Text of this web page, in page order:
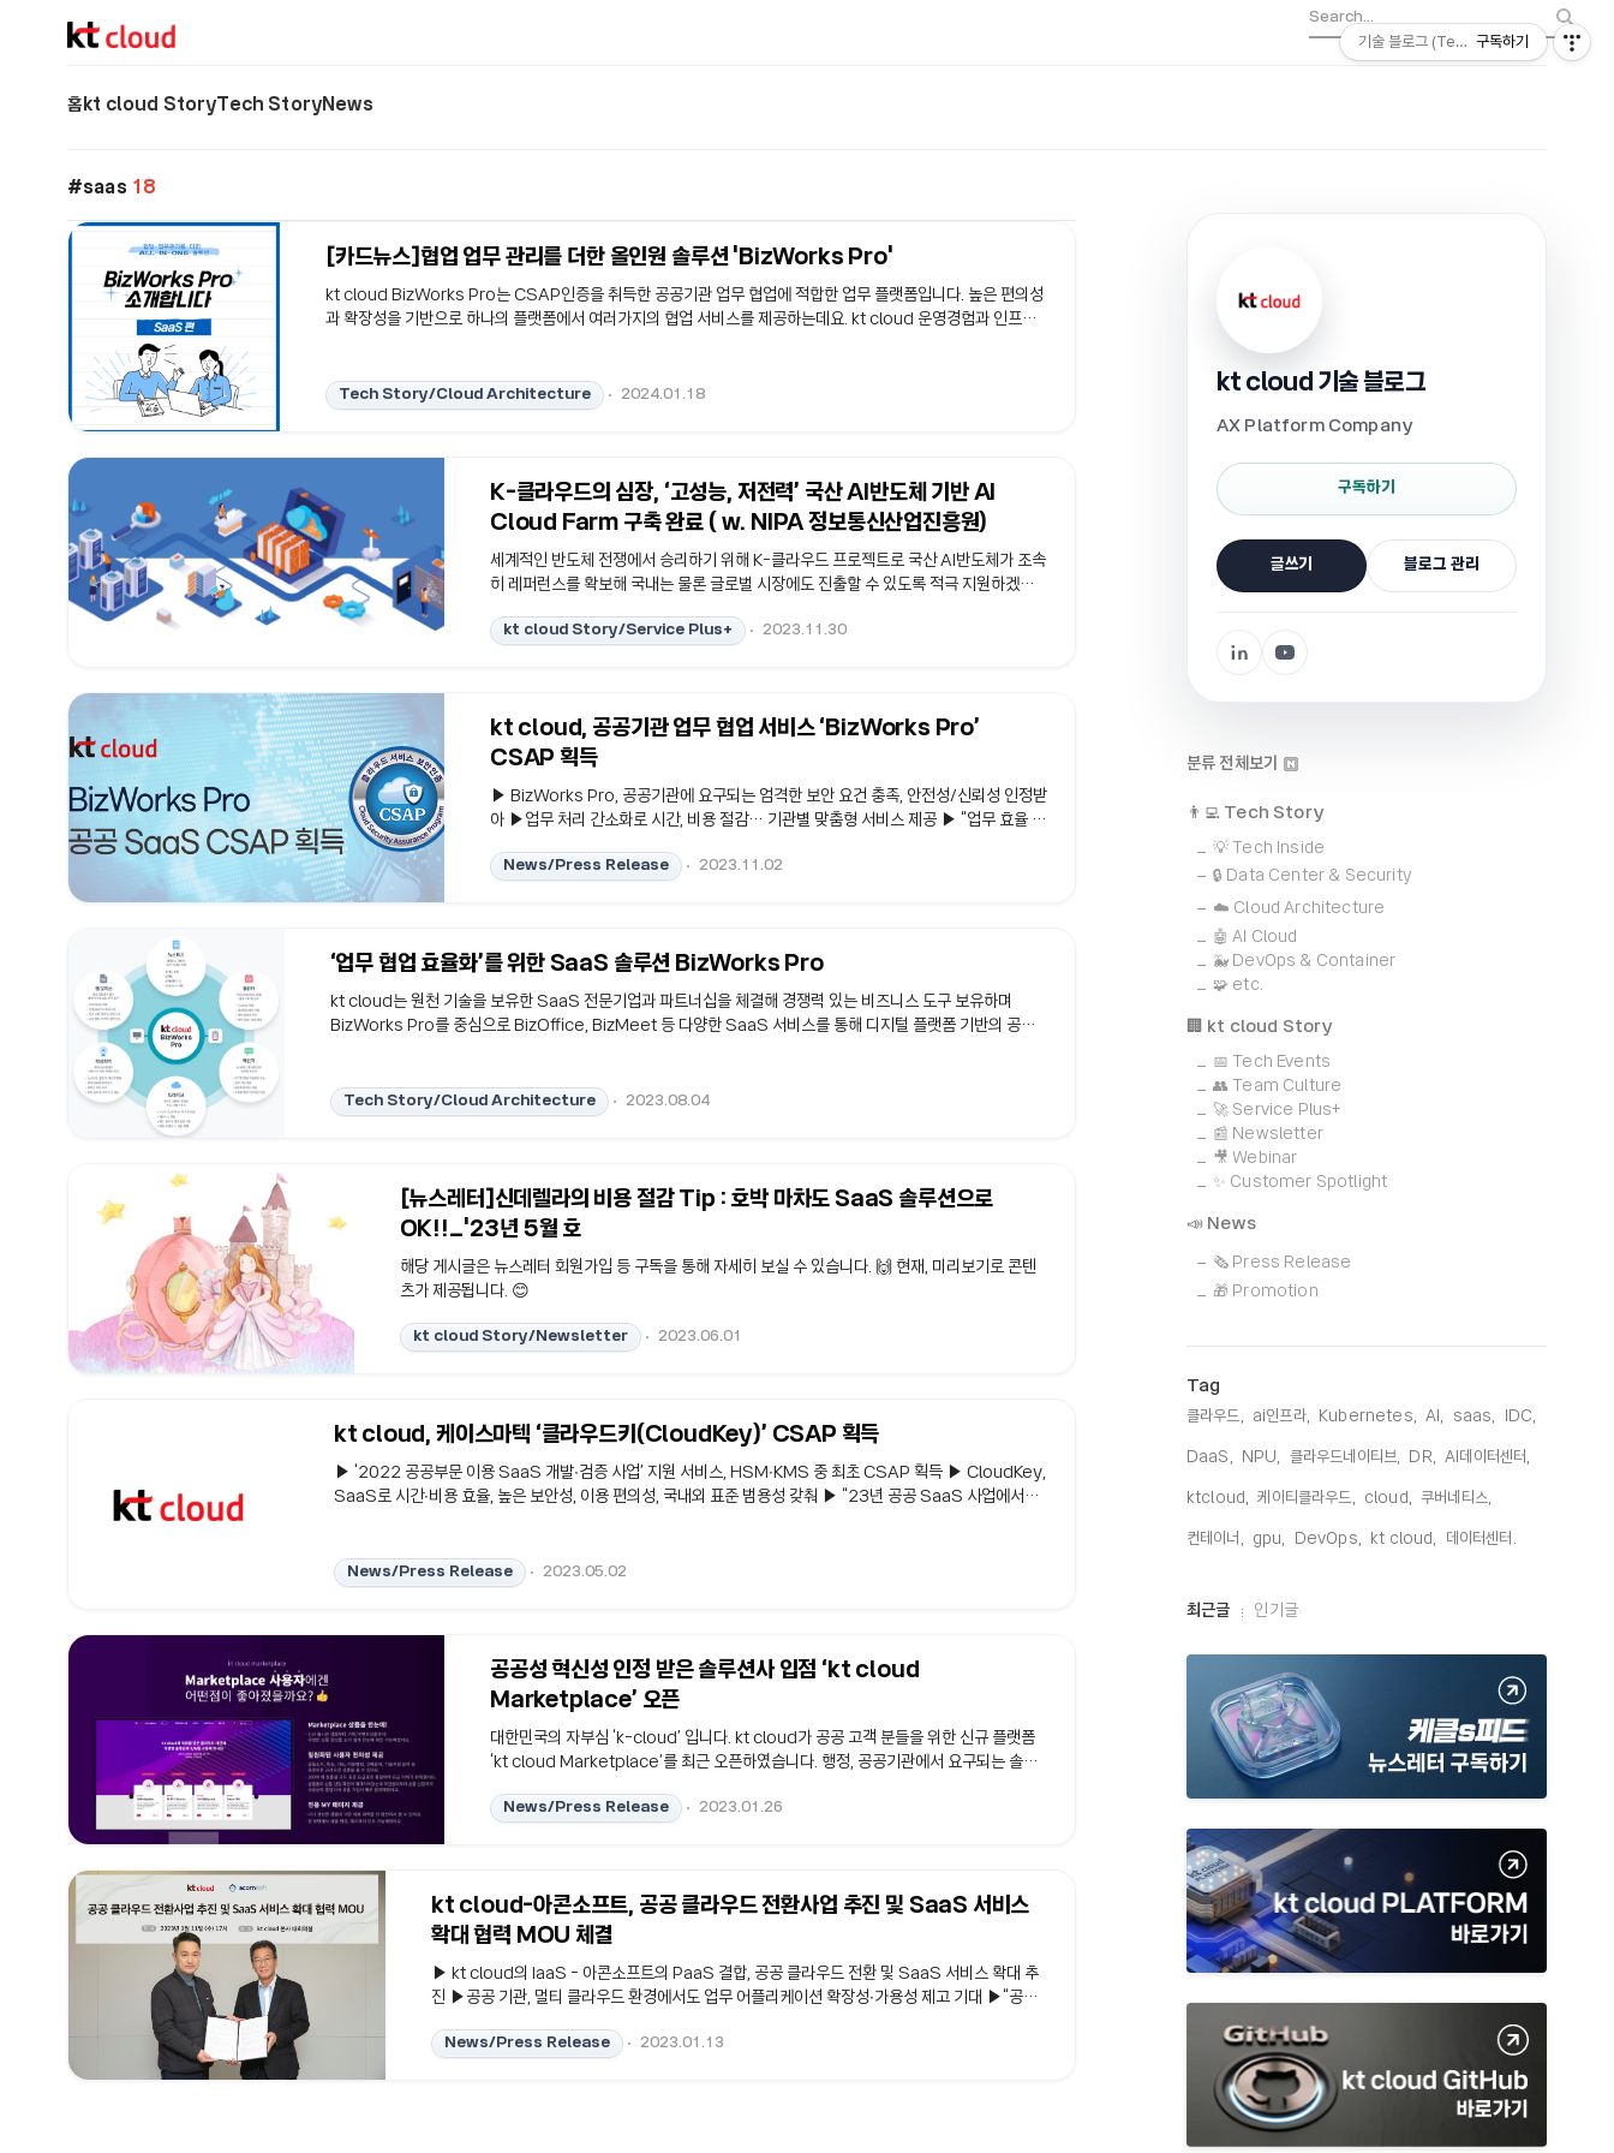
기술 블로그 (Tech) | kt cloud
홈 kt cloud StoryTech StoryNews
saas 18
[카드뉴스]협업 업무 관리를 더한 올인원 솔루션 'BizWorks Pro'
kt cloud BizWorks Pro는 CSAP인증을 취득한 공공기관 업무 협업에 적합한 업무 플랫폼입니다. 높은 편의성
과 확장성을 기반으로 하나의 플랫폼에서 여러가지의 협업 서비스를 제공하는데요. kt cloud 운영경험과 인프라,
Tech Story/Cloud Architecture 2024.01.18
K-클라우드의 심장, ‘고성능, 저전력’ 국산 AI반도체 기반 AI
Cloud Farm 구축 완료 ( w. NIPA 정보통신산업진흥원)
세계적인 반도체 전쟁에서 승리하기 위해 K-클라우드 프로젝트로 국산 AI반도체가 조속
히 레퍼런스를 확보해 국내는 물론 글로벌 시장에도 진출할 수 있도록 적극 지원하겠습니
수많은 데이터를 학습하고 추론한 결과를 도출합니다. 학습 데이터를 단시간에 받아들이
체 가트너가 발표한 AI반도체 시장의 성장률이 ..
kt cloud Story/Service Plus+ 2023.11.30
kt cloud, 공공기관 업무 협업 서비스 ‘BizWorks Pro’
CSAP 획득
▶ BizWorks Pro, 공공기관에 요구되는 엄격한 보안 요건 충족, 안전성/신뢰성 인정받
아 ▶업무 처리 간소화로 시간, 비용 절감… 기관별 맞춤형 서비스 제공 ▶ “업무 효율 높
cloud(http://www.ktcloud.com, 대표이사 윤동식)는 공공기관 업무 협업 서비스
우드 서비스 보안 인증 제도다. 지난 2015년부터 클라우드 기반 공공기관 업무..
News/Press Release 2023.11.02
‘업무 협업 효율화’를 위한 SaaS 솔루션 BizWorks Pro
kt cloud는 원천 기술을 보유한 SaaS 전문기업과 파트너십을 체결해 경쟁력 있는 비즈니스 도구 보유하며
BizWorks Pro를 중심으로 BizOffice, BizMeet 등 다양한 SaaS 서비스를 통해 디지털 플랫폼 기반의 공공
툴을 사용하던 패턴에서 통합협업솔루션을 통해 생산성 툴에 대한 의존도를 낮추며 관리 비용을 절감할 수 있다.
kt cloud의 대표 상품 Bizworks Pro는 공공기관에 최적화된 업무환경을 지원하는 솔루션으로 국내 50개 공공
Tech Story/Cloud Architecture 2023.08.04
[뉴스레터]신데렐라의 비용 절감 Tip : 호박 마차도 SaaS 솔루션으로
OK!!_'23년 5월 호
해당 게시글은 뉴스레터 회원가입 등 구독을 통해 자세히 보실 수 있습니다. 🙌 현재, 미리보기로 콘텐
츠가 제공됩니다. 😊
kt cloud Story/Newsletter 2023.06.01
kt cloud, 케이스마텍 ‘클라우드키(CloudKey)’ CSAP 획득
▶ ‘2022 공공부문 이용 SaaS 개발∙검증 사업’ 지원 서비스, HSM∙KMS 중 최초 CSAP 획득 ▶ CloudKey,
SaaS로 시간∙비용 효율, 높은 보안성, 이용 편의성, 국내외 표준 범용성 갖춰 ▶ “23년 공공 SaaS 사업에서도
진흥원(KISA)의 클라우드 보안인증(CSAP)을 획득했다고 5일 밝혔다. HSM(하드웨어 보안모듈, Hardware
Security Module)과 KMS(키 관리 서비스, Key Management Service) 로는..
News/Press Release 2023.05.02
공공성 혁신성 인정 받은 솔루션사 입점 ‘kt cloud
Marketplace’ 오픈
대한민국의 자부심 ‘k-cloud’ 입니다. kt cloud가 공공 고객 분들을 위한 신규 플랫폼
‘kt cloud Marketplace’를 최근 오픈하였습니다. 행정, 공공기관에서 요구되는 솔루
의 니즈 충족이 가능합니다. 특히 kt cloud의 클라우드 서비스를 기반하여 개발된 ▲보
SaaS 활성화에 마중물 역할을 할 것으로 기대되는데요. 전자신문에 따르면..
News/Press Release 2023.01.26
kt cloud-아콘소프트, 공공 클라우드 전환사업 추진 및 SaaS 서비스
확대 협력 MOU 체결
▶ kt cloud의 IaaS - 아콘소프트의 PaaS 결합, 공공 클라우드 전환 및 SaaS 서비스 확대 추
진 ▶공공 기관, 멀티 클라우드 환경에서도 업무 어플리케이션 확장성∙가용성 제고 기대 ▶“공공
cloud(www.ktcloud.com, 대표이사 윤동식)는 아콘소프트㈜와 ‘공공 클라우드 전환사업 추
News/Press Release 2023.01.13
kt cloud 기술 블로그
AX Platform Company
구독하기
글쓰기 블로그 관리
분류 전체보기
👨‍💻 Tech Story
💡 Tech Inside
🔒 Data Center & Security
☁️ Cloud Architecture
🤖 AI Cloud
🐳 DevOps & Container
🧩 etc.
🏢 kt cloud Story
📅 Tech Events
👥 Team Culture
🚀 Service Plus+
📰 Newsletter
🎥 Webinar
✨ Customer Spotlight
📣 News
🗞️ Press Release
🎁 Promotion
Tag
클라우드, ai인프라, Kubernetes, AI, saas, IDC,
DaaS, NPU, 클라우드네이티브, DR, AI데이터센터,
ktcloud, 케이티클라우드, cloud, 쿠버네티스,
컨테이너, gpu, DevOps, kt cloud, 데이터센터,
최
최근글 인기글
기술 블로그 (Tech) | kt cloud
구독하기